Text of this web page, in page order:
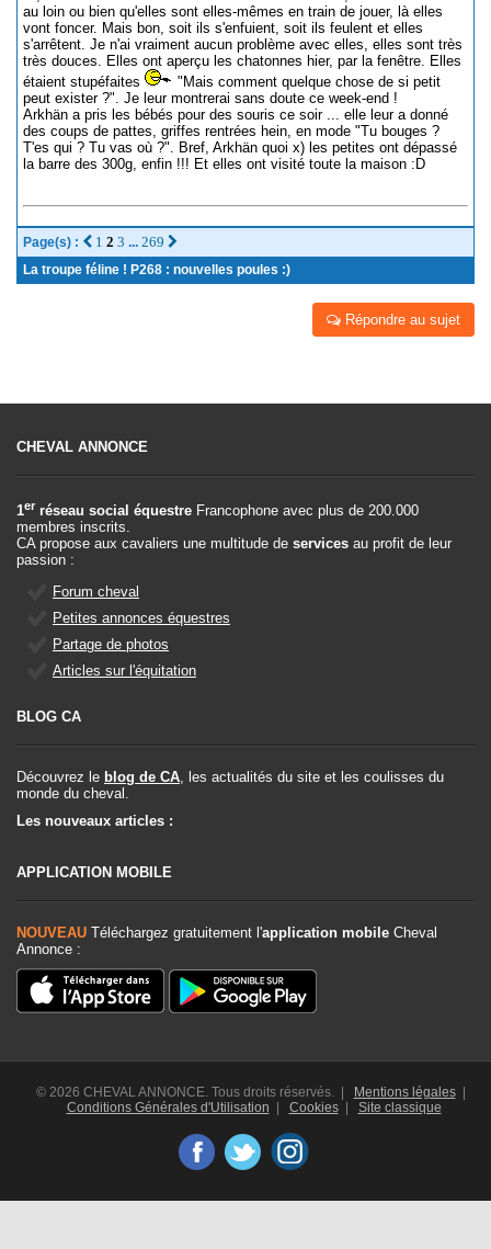
au loin ou bien qu'elles sont elles-mêmes en train de jouer, là elles
vont foncer. Mais bon, soit ils s'enfuient, soit ils feulent et elles
s'arrêtent. Je n'ai vraiment aucun problème avec elles, elles sont très
très douces. Elles ont aperçu les chatonnes hier, par la fenêtre. Elles
étaient stupéfaites
"Mais comment quelque chose de si petit
peut exister ?". Je leur montrerai sans doute ce week-end !
Arkhän a pris les bébés pour des souris ce soir ... elle leur a donné
des coups de pattes, griffes rentrées hein, en mode "Tu bouges ?
T'es qui ? Tu vas où ?". Bref, Arkhän quoi x) les petites ont dépassé
la barre des 300g, enfin !!! Et elles ont visité toute la maison :D
Page(s) : 1 2 3 ... 269
La troupe féline ! P268 : nouvelles poules :)
Répondre au sujet
CHEVAL ANNONCE
1er réseau social équestre Francophone avec plus de 200.000
membres inscrits.
CA propose aux cavaliers une multitude de services au profit de leur
passion :
Forum cheval
Petites annonces équestres
Partage de photos
Articles sur l'équitation
BLOG CA
Découvrez le blog de CA, les actualités du site et les coulisses du
monde du cheval.
Les nouveaux articles :
APPLICATION MOBILE
NOUVEAU Téléchargez gratuitement l'application mobile Cheval
Annonce :
© 2026 CHEVAL ANNONCE. Tous droits réservés. | Mentions légales|
Conditions Générales d'Utilisation
Cookies| Site classique